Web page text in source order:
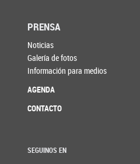
PRENSA
Noticias
Galería de fotos
Información para medios
AGENDA
CONTACTO
SEGUINOS EN